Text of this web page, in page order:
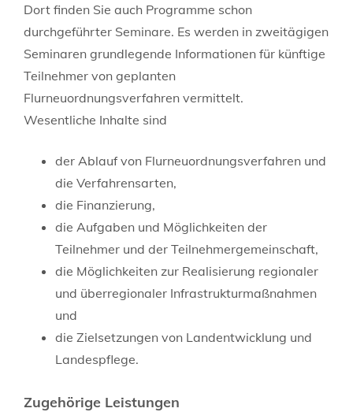
Dort finden Sie auch Programme schon
durchgeführter Seminare. Es werden in zweitägigen
Seminaren grundlegende Informationen für künftige
Teilnehmer von geplanten
Flurneuordnungsverfahren vermittelt.
Wesentliche Inhalte sind
der Ablauf von Flurneuordnungsverfahren und
die Verfahrensarten,
die Finanzierung,
die Aufgaben und Möglichkeiten der
Teilnehmer und der Teilnehmergemeinschaft,
die Möglichkeiten zur Realisierung regionaler
und überregionaler Infrastrukturmaßnahmen
und
die Zielsetzungen von Landentwicklung und
Landespflege.
Zugehörige Leistungen